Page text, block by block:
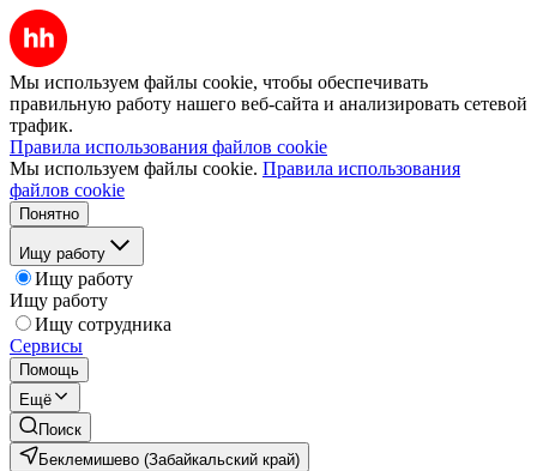
Мы используем файлы cookie, чтобы обеспечивать
правильную работу нашего веб-сайта и анализировать сетевой
трафик.
Правила использования файлов cookie
Мы используем файлы cookie. Правила использования
файлов cookie
Понятно
Ищу работу
Ищу работу
Ищу работу
Ищу сотрудника
Сервисы
Помощь
Ещё
Поиск
Беклемишево (Забайкальский край)